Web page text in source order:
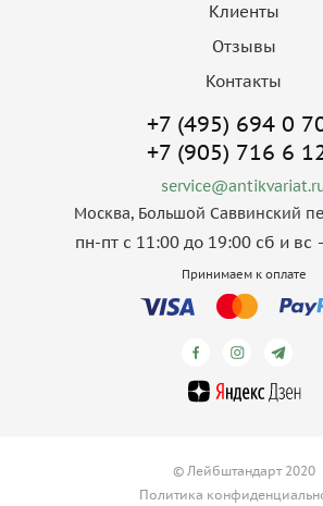
Клиенты
Отзывы
Контакты
+7 (495) 694 0
+7 (905) 716 6
Москва, Большой Саввинский
пн-пт с 11:00 до 19:00 сб и вс
Принимаем к оплате
© Лейбштандарт 2020
Политика